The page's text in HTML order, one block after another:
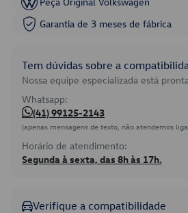
Garantia de 3 meses de fábrica
Tem dúvidas sobre a
Nossa equipe especializada está
Whatsapp:
(41) 99125-2143
(apenas mensagens de texto, não atendemos
Horário de atendimento:
Segunda à sexta, das 8h às 17h.
Verifique a compatibilidade